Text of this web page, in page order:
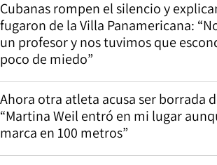
Cubanas rompen el silencio y
fugaron de la Villa Panamericana:
un profesor y nos tuvimos que
poco de miedo”
Ahora otra atleta acusa ser borrada
“Martina Weil entró en mi lugar
marca en 100 metros”